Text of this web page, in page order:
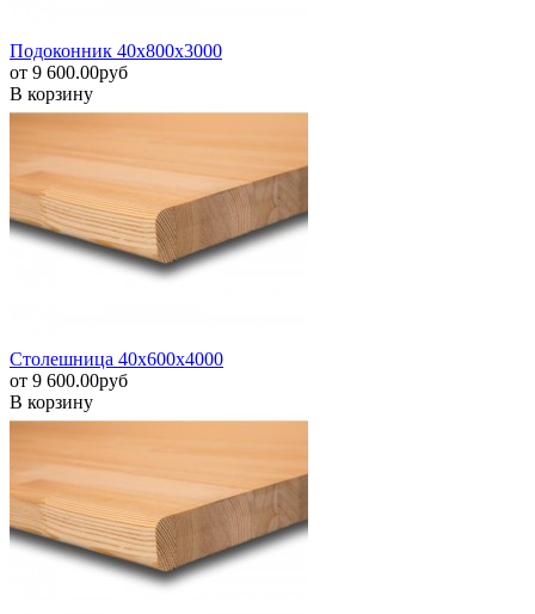
Подоконник 40х800х3000
от 9 600.00pуб
В корзину
Столешница 40х600х4000
от 9 600.00pуб
В корзину